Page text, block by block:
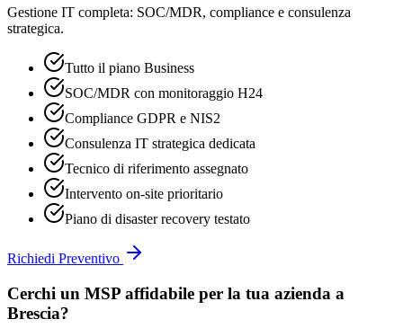
Gestione IT completa: SOC/MDR, compliance e consulenza
strategica.
Tutto il piano Business
SOC/MDR con monitoraggio H24
Compliance GDPR e NIS2
Consulenza IT strategica dedicata
Tecnico di riferimento assegnato
Intervento on-site prioritario
Piano di disaster recovery testato
Richiedi Preventivo
Cerchi un MSP affidabile per la tua azienda a
Brescia?